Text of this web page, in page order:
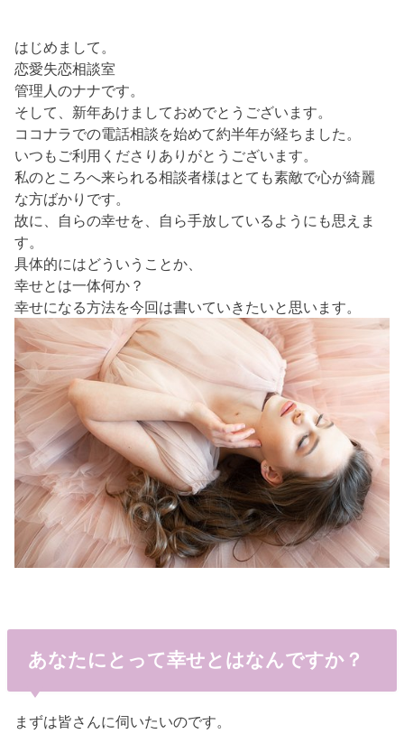
はじめまして。
恋愛失恋相談室
管理人のナナです。
そして、新年あけましておめでとうございます。
ココナラでの電話相談を始めて約半年が経ちました。
いつもご利用くださりありがとうございます。
私のところへ来られる相談者様はとても素敵で心が綺麗
な方ばかりです。
故に、自らの幸せを、自ら手放しているようにも思えま
す。
具体的にはどういうことか、
幸せとは一体何か？
幸せになる方法を今回は書いていきたいと思います。
あなたにとって幸せとはなんですか？
まずは皆さんに伺いたいのです。